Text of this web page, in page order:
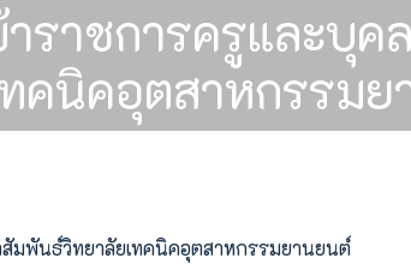
ราชการครูและบุ
คนิคอุตสาหกรรม
มพันธ์วิทยาลัยเทคนิคอุตสาหกรรมยานยนต์